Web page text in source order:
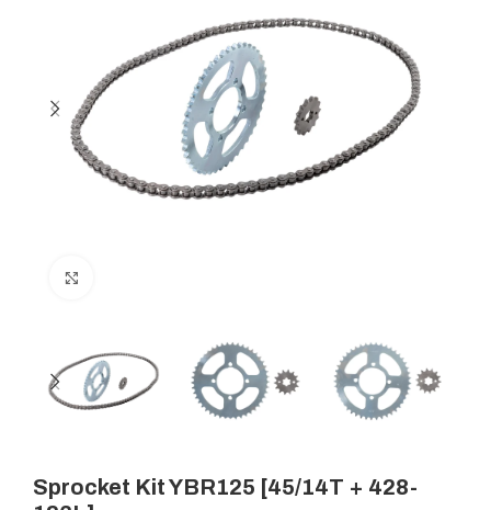
Sprocket Kit YBR125 [45/14T + 428-